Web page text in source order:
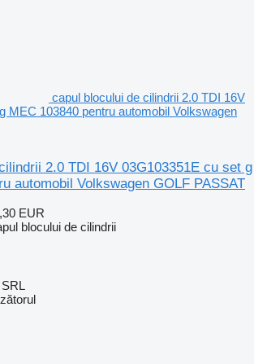
capul blocului de cilindrii 2.0 TDI 16V
MEC 103840 pentru automobil Volkswagen
2.0 TDI 16V 03G103351E cu set g
automobil Volkswagen GOLF PASSAT
EUR
blocului de cilindrii